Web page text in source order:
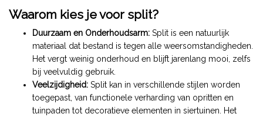
Waarom kies je voor split?
Duurzaam en Onderhoudsarm: Split is een natuurlijk
materiaal dat bestand is tegen alle weersomstandigheden.
Het vergt weinig onderhoud en blijft jarenlang mooi, zelfs
bij veelvuldig gebruik.
Veelzijdigheid: Split kan in verschillende stijlen worden
toegepast, van functionele verharding van opritten en
tuinpaden tot decoratieve elementen in siertuinen. Het